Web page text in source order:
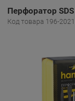
Перфоратор
Код товара 196-